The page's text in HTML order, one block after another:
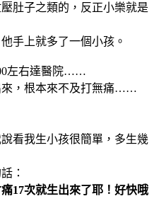
子之類的，反正小樂就是
手上就多了一個小孩。
左右達醫院……
，根本來不及打無痛……
我生小孩很簡單，多生幾
：
17次就生出來了耶！好快哦